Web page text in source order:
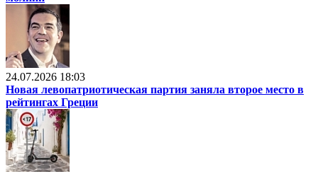
24.07.2026 18:03
Новая левопатриотическая партия заняла второе место в
рейтингах Греции